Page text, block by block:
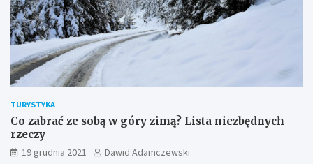
TURYSTYKA
Co zabrać ze sobą w góry zimą? Lista niezbędnych
rzeczy
19 grudnia 2021
Dawid Adamczewski